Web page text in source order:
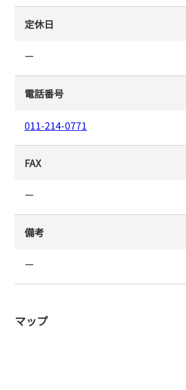
定休日
ー
電話番号
011-214-0771
FAX
ー
備考
ー
マップ